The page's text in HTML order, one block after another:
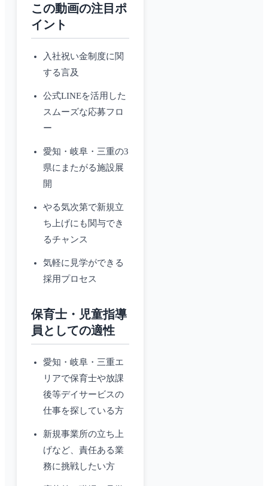
この動画の注目ポ
イント
入社祝い金制度に関
する言及
公式LINEを活用した
スムーズな応募フロ
ー
愛知・岐阜・三重の3
県にまたがる施設展
開
やる気次第で新規立
ち上げにも関与でき
るチャンス
気軽に見学ができる
採用プロセス
保育士・児童指導
員としての適性
愛知・岐阜・三重エ
リアで保育士や放課
後等デイサービスの
仕事を探している方
新規事業所の立ち上
げなど、責任ある業
務に挑戦したい方